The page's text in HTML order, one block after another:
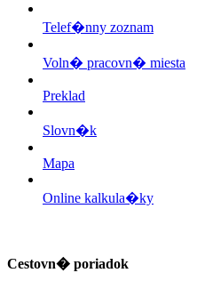
Telef�nny zoznam
Voln� pracovn� miesta
Preklad
Slovn�k
Mapa
Online kalkula�ky
Cestovn� poriadok